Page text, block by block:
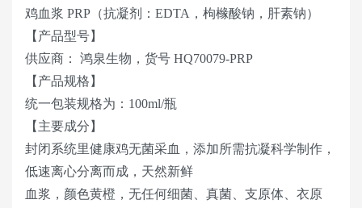
鸡血浆 PRP（抗凝剂：EDTA，枸橼酸钠，肝素钠）
【产品型号】
供应商： 鸿泉生物，货号 HQ70079-PRP
【产品规格】
统一包装规格为：100ml/瓶
【主要成分】
封闭系统里健康鸡无菌采血，添加所需抗凝科学制作，
低速离心分离而成，天然新鲜
血浆，颜色黄橙，无任何细菌、真菌、支原体、衣原